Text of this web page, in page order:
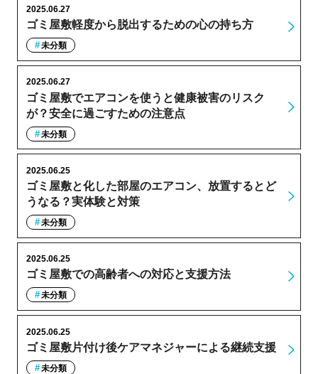
ゴミ屋敷軽度から脱出するための心の持ち方
2025.06.27
未分類
ゴミ屋敷でエアコンを使うと健康被害のリスク
が？安全に過ごすための注意点
2025.06.27
未分類
ゴミ屋敷と化した部屋のエアコン、放置するとど
うなる？実体験と対策
2025.06.25
未分類
ゴミ屋敷での高齢者への対応と支援方法
2025.06.25
未分類
ゴミ屋敷片付け後ケアマネジャーによる継続支援
2025.06.25
未分類